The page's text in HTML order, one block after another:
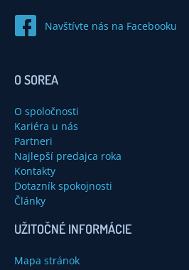
Navštívte nás na Facebooku
O SOREA
O spoločnosti
Kariéra u nás
Partneri
Najlepší predajca roka
Kontakty
Dotazník spokojnosti
Články
UŽITOČNÉ INFORMÁCIE
Mapa stránok